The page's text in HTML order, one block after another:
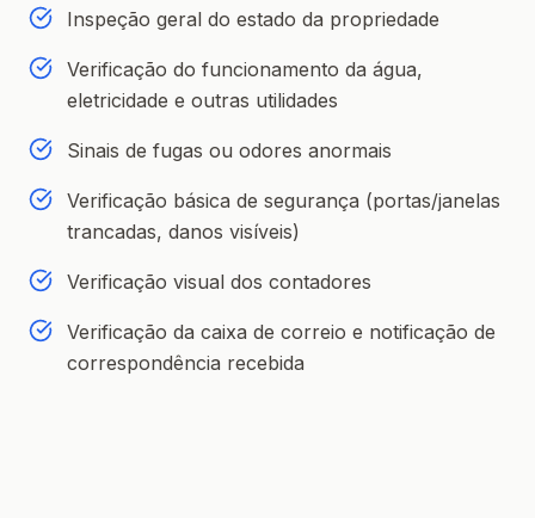
Inspeção geral do estado da propriedade
Verificação do funcionamento da água,
eletricidade e outras utilidades
Sinais de fugas ou odores anormais
Verificação básica de segurança (portas/janelas
trancadas, danos visíveis)
Verificação visual dos contadores
Verificação da caixa de correio e notificação de
correspondência recebida